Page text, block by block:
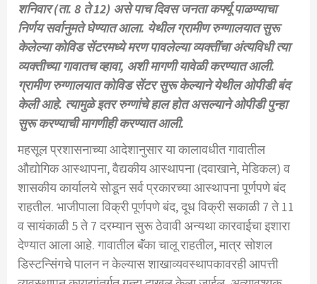
शनिवार (ता. 8 ते 12) असे पाच दिवस जनता कर्फ्यू पाळण्याचा
निर्णय सर्वानुमते घेण्यात आला. येथील ग्रामीण रुग्णालयात सुरू
केलेल्या कोविड सेंटरमध्ये मरण पावलेल्या व्यक्तींचा अंत्यविधी त्या
व्यक्तीच्या गावातच व्हावा, अशी मागणी यावेळी करण्यात आली.
ग्रामीण रुग्णालयात कोविड सेंटर सुरू केल्याने येथील ओपीडी बंद
केली आहे. त्यामुळे इतर रुग्णांचे हाल होत असल्याने ओपीडी पुन्हा
सुरू करण्याची मागणीही करण्यात आली.
महसूल प्रशासनाच्या आदेशानुसार या कालावधीत गावातील
औद्योगिक आस्थापना, वैद्यकीय आस्थापना (दवाखाने, मेडिकल) व
शासकीय कार्यालये सोडून सर्व प्रकारच्या आस्थापना पूर्णपणे बंद
राहतील. भाजीपाला विक्री पूर्णपणे बंद, दूध विक्री सकाळी 7 ते 11
व सायंकाळी 5 ते 7 दरम्यान सुरू ठेवावी अन्यथा कारवाईचा इशारा
देण्यात आला आहे. गावातील बॅंका चालू राहतील, मात्र सोशल
डिस्टन्सिंगचे पालन न केल्यास शाखाव्यवस्थापकावरही आपत्ती